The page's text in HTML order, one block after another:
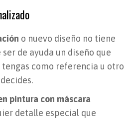
o nuevo diseño no tiene
de ayuda un diseño que
como referencia u otro
pintura con máscara
detalle especial que